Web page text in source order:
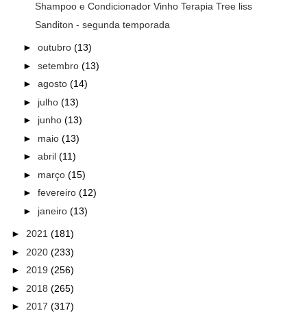
Shampoo e Condicionador Vinho Terapia Tree liss
Sanditon - segunda temporada
► outubro (13)
► setembro (13)
► agosto (14)
► julho (13)
► junho (13)
► maio (13)
► abril (11)
► março (15)
► fevereiro (12)
► janeiro (13)
► 2021 (181)
► 2020 (233)
► 2019 (256)
► 2018 (265)
► 2017 (317)